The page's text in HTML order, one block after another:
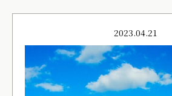
2023.04.21